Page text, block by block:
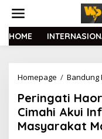
t
HOME
Homepage / Bandung
Peringati
Cimahi Akui
Masyarakat